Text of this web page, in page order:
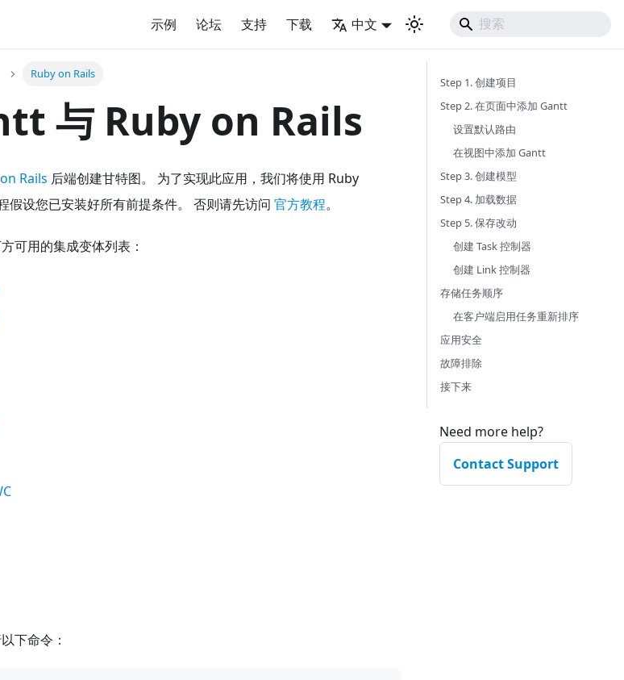
示例 论坛 支持 下载 中文
Ruby on Rails
与 Ruby on Rails
Rails 后端创建甘特图。 为了实现此应用，我们将使用 Ruby
假设您已安装好所有前提条件。 否则请先访问 官方教程。
可用的集成变体列表：
下命令：
Step 1. 创建项目
Step 2. 在页面中添加 Gantt
设置默认路由
在视图中添加 Gantt
Step 3. 创建模型
Step 4. 加载数据
Step 5. 保存改动
创建 Task 控制器
创建 Link 控制器
存储任务顺序
在客户端启用任务重新排序
应用安全
故障排除
接下来
Need more help?
Contact Support